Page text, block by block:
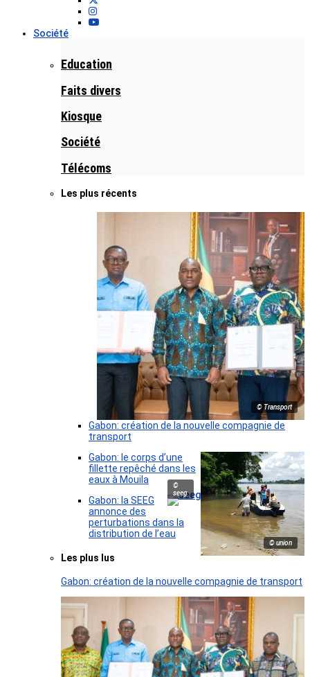
Société
Education
Faits divers
Kiosque
Société
Télécoms
Les plus récents
© Transport
Gabon: création de la nouvelle compagnie de
transport
© union
Gabon: le corps d’une
fillette repêché dans les
eaux à Mouila
©
seeg
Gabon: la SEEG
annonce des
perturbations dans la
distribution de l’eau
Les plus lus
Gabon: création de la nouvelle compagnie de transport